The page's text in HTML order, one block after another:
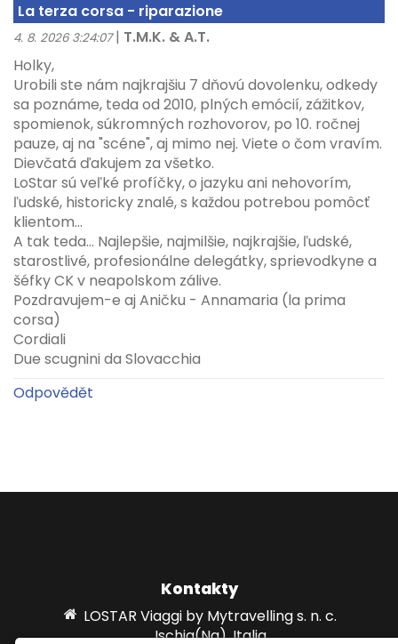
La terza corsa - riparazione
4. 8. 2026 3:24:07 | T.M.K. & A.T.
Holky,
Urobili ste nám najkrajšiu 7 dňovú dovolenku, odkedy
sa poznáme, teda od 2010, plných emócií, zážitkov,
spomienok, súkromných rozhovorov, po 10. ročnej
pauze, aj na "scéne", aj mimo nej. Viete o čom vravím.
Dievčatá ďakujem za všetko.
LoStar sú veľké profíčky, o jazyku ani nehovorím,
ľudské, historicky znalé, s každou potrebou pomôcť
klientom...
A tak teda... Najlepšie, najmilšie, najkrajšie, ľudské,
starostlivé, profesionálne delegátky, sprievodkyne a
šéfky CK v neapolskom zálive.
Pozdravujem-e aj Aničku - Annamaria (la prima
corsa)
Cordiali
Due scugnini da Slovacchia
Odpovědět
Kontakty
LOSTAR Viaggi by Mytravelling s. n. c.
Ischia(Na), Italia